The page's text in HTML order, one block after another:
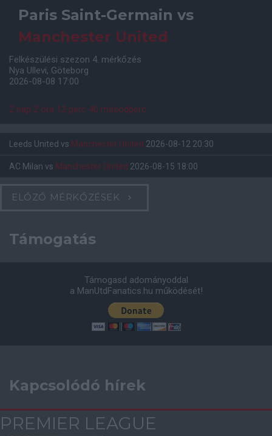
Paris Saint-Germain vs
Manchester United
Felkészülési szezon 4. mérkőzés
Nya Ullevi, Göteborg
2026-08-08 17:00
2 nap 2 óra 12 perc 39 másodperc
Leeds United vs Manchester United 2026-08-12 20:30
AC Milan vs Manchester United 2026-08-15 18:00
ELŐZŐ MÉRKŐZÉSEK
Támogatás
Támogasd adományoddal
a ManUtdFanatics.hu működését!
Kapcsolódó hírek
PREMIER LEAGUE